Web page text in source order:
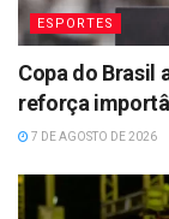
ESPORTES
Copa do Brasil
reforça
7 DE AGOSTO DE 2026